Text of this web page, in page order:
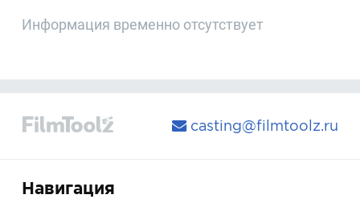
Информация временно отсутствует
casting@filmtoolz.ru
Навигация